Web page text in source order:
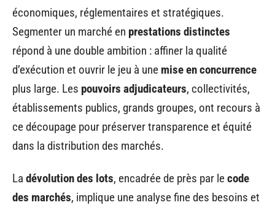
économiques, réglementaires et stratégiques.
Segmenter un marché en prestations distinctes
répond à une double ambition : affiner la qualité
d’exécution et ouvrir le jeu à une mise en concurrence
plus large. Les pouvoirs adjudicateurs, collectivités,
établissements publics, grands groupes, ont recours à
ce découpage pour préserver transparence et équité
dans la distribution des marchés.
La dévolution des lots, encadrée de près par lecode
des marchés, implique une analyse fine des besoins et